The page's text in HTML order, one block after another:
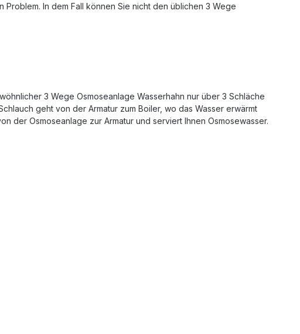
In dem Fall können Sie nicht den üblichen 3 Wege
3 Wege Osmoseanlage Wasserhahn nur über 3 Schläche
geht von der Armatur zum Boiler, wo das Wasser erwärmt
der Osmoseanlage zur Armatur und serviert Ihnen Osmosewasser.